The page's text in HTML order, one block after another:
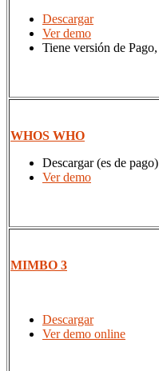
Descargar
Ver demo
Tiene versión de Pago,
WHOS WHO
Descargar (es de pago)
Ver demo
MIMBO 3
Descargar
Ver demo online